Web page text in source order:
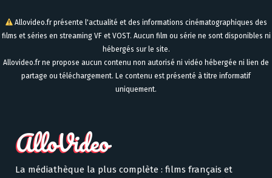
Allovideo.fr présente l'actualité et des informations cinématographiques des
films et séries en streaming VF et VOST. Aucun film ou série ne sont disponibles ni
hébergés sur le site.
Allovideo.fr ne propose aucun contenu non autorisé ni vidéo hébergée ni lien de
partage ou téléchargement. Le contenu est présenté à titre informatif
uniquement.
La médiathèque la plus complète : films français et